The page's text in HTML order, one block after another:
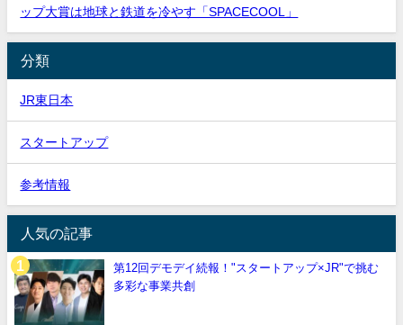
ップ大賞は地球と鉄道を冷やす「SPACECOOL」
分類
JR東日本
スタートアップ
参考情報
人気の記事
第12回デモデイ続報！"スタートアップ×JR"で挑む
多彩な事業共創